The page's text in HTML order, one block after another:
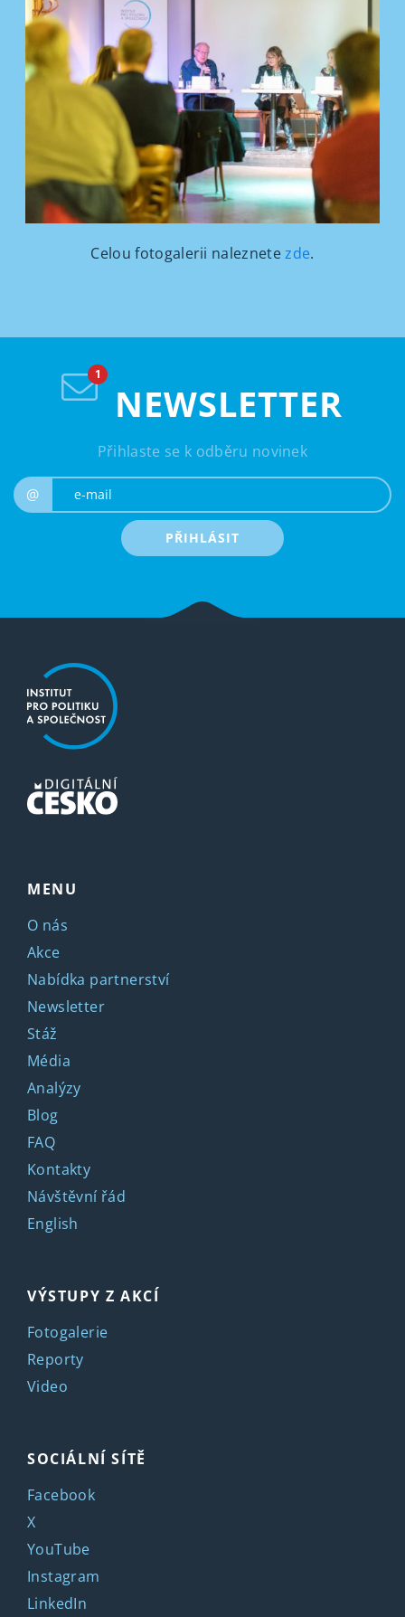
Celou fotogalerii naleznetezde.
NEWSLETTER
Přihlaste se k odběru novinek
@
PŘIHLÁSIT
MENU
O nás
Akce
Nabídka partnerství
Newsletter
Stáž
Média
Analýzy
Blog
FAQ
Kontakty
Návštěvní řád
English
VÝSTUPY Z AKCÍ
Fotogalerie
Reporty
Video
SOCIÁLNÍ SÍTĚ
Facebook
X
YouTube
Instagram
LinkedIn